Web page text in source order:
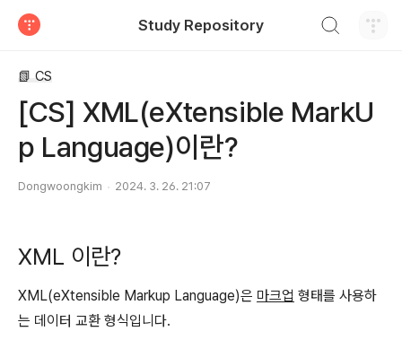
Study Repository
📗 CS
[CS] XML(eXtensible MarkU
p Language)이란?
Dongwoongkim 2024. 3. 26. 21:07
XML 이란?
XML(eXtensible Markup Language)은 마크업 형태를 사용하
는 데이터 교환 형식입니다.